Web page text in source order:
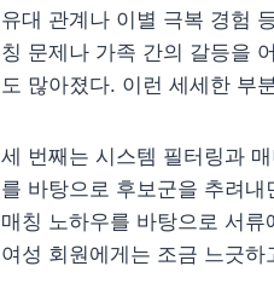
유대 관계나 이별 극복 경험
칭 문제나 가족 간의 갈등을
도 많아졌다. 이런 세세한 부
세 번째는 시스템 필터링과
를 바탕으로 후보군을 추려
매칭 노하우를 바탕으로 서
여성 회원에게는 조금 느긋